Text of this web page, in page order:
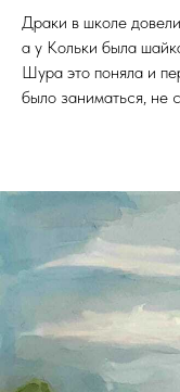
Драки в школе
а у Кольки была
Шура это поняла и
было заниматься, не